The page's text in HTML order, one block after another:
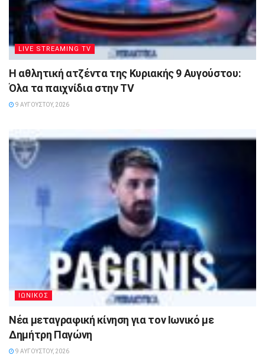
LIVE STREAMING TV
Η αθλητική ατζέντα της Κυριακής 9 Αυγούστου:
Όλα τα παιχνίδια στην TV
9 ΑΥΓΟΎΣΤΟΥ, 2026
ΙΩΝΙΚΟΣ
Νέα μεταγραφική κίνηση για τον Ιωνικό με
Δημήτρη Παγώνη
9 ΑΥΓΟΎΣΤΟΥ, 2026